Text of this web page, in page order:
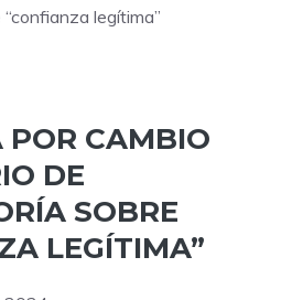
legítima”
POR CAMBIO
DE
SOBRE
LEGÍTIMA”